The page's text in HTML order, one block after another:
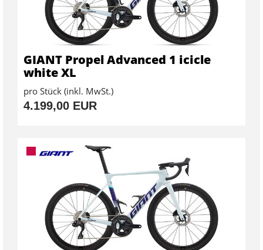
GIANT Propel Advanced 1 icicle
white XL
pro Stück (inkl. MwSt.)
4.199,00 EUR